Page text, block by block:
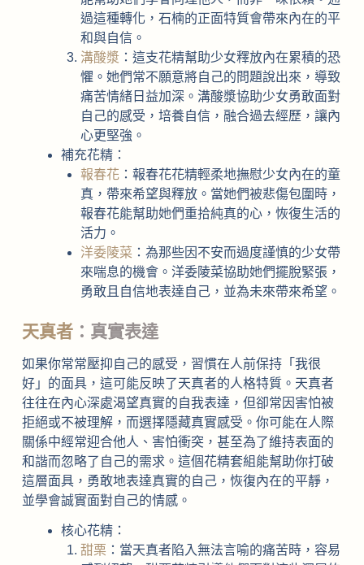
過這種轉化，石楠的正面特質會帶來內在的平
和與自信。
溝酸漿 ：這支花精幫助少女釋放內在累積的恐
懼。她們常不願意將自己的問題說出來，導致
痛苦情緒日益加深。溝酸漿協助少女勇敢面對
自己的感受，培養自信，融合過去經歷，讓內
心更堅強。
補充花精：
報春花：報春花花精輕柔地撫慰少女內在的童
真，帶來希望與釋放。當她們被悲傷包圍時，
報春花能幫助她們重拾純真的心，恢復生活的
活力。
洋委陵菜 ：為那些因不安而過度謹慎的少女帶
來喘息的機會。洋委陵菜協助她們擺脫緊張，
勇敢且自信地表達自己，並為未來帶來希望。
天真者：真實表達
如果你常常壓抑自己的感受，習慣在人前保持「我很
好」的面具，這可能反映了天真者的人格特質。天真者
往往在內心深處渴望真實的自我表達，但卻常因害怕被
拒絕或不被理解，而選擇隱藏真實感受。你可能在人際
關係中經常迎合他人、害怕衝突，甚至為了維持表面的
和諧而忽略了自己的需求。這個花精套組能幫助你打破
這層面具，勇敢地表達真實的自己，恢復內在的平靜，
並學會誠實面對自己的情感。
核心花精：
甜栗 ：當天真者陷入無法言喻的痛苦時，容易